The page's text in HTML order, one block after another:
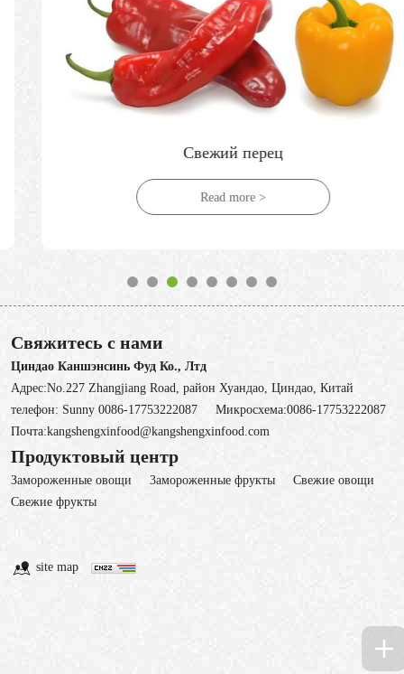
Свежий перец
Read more >
Свяжитесь с нами
Циндао Каншэнсинь Фуд Ко., Лтд
Адрес:No.227 Zhangjiang Road, район Хуандао, Циндао, Китай
телефон: Sunny 0086-17753222087 Микросхема:0086-17753222087
Почта:kangshengxinfood@kangshengxinfood.com
Продуктовый центр
Замороженные овощи 3амороженные фрукты
Свежие овощи
Cвежие фрукты
site map